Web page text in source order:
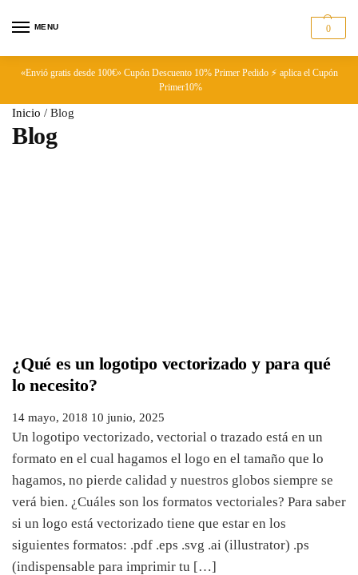
MENU 0
«Envió gratis desde 100€» Cupón Descuento 10% Primer Pedido ⚡ aplica el Cupón
Primer10%
Inicio / Blog
Blog
¿Qué es un logotipo vectorizado y para qué
lo necesito?
14 mayo, 2018 10 junio, 2025
Un logotipo vectorizado, vectorial o trazado está en un
formato en el cual hagamos el logo en el tamaño que lo
hagamos, no pierde calidad y nuestros globos siempre se
verá bien. ¿Cuáles son los formatos vectoriales? Para saber
si un logo está vectorizado tiene que estar en los
siguientes formatos: .pdf .eps .svg .ai (illustrator) .ps
(indispensable para imprimir tu […]